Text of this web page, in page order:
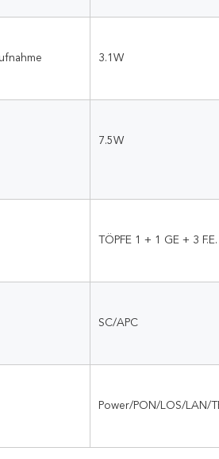
3.1W
7.5W
TÖPFE 1 + 1 GE + 3
SC/APC
Power/PON/LOS/LAN/